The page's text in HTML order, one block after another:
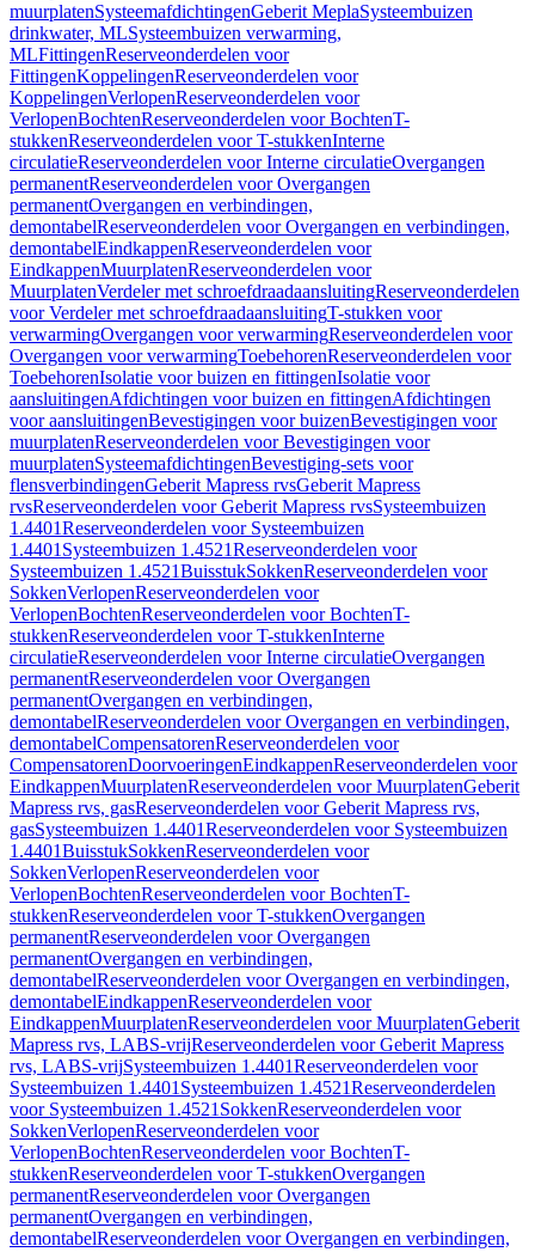
muurplatenSysteemafdichtingenGeberit MeplaSysteembuizen
drinkwater, MLSysteembuizen verwarming,
MLFittingenReserveonderdelen voor
FittingenKoppelingenReserveonderdelen voor
KoppelingenVerlopenReserveonderdelen voor
VerlopenBochtenReserveonderdelen voor BochtenT-
stukkenReserveonderdelen voor T-stukkenInterne
circulatieReserveonderdelen voor Interne circulatieOvergangen
permanentReserveonderdelen voor Overgangen
permanentOvergangen en verbindingen,
demontabelReserveonderdelen voor Overgangen en verbindingen,
demontabelEindkappenReserveonderdelen voor
EindkappenMuurplatenReserveonderdelen voor
MuurplatenVerdeler met schroefdraadaansluitingReserveonderdelen
voor Verdeler met schroefdraadaansluitingT-stukken voor
verwarmingOvergangen voor verwarmingReserveonderdelen voor
Overgangen voor verwarmingToebehorenReserveonderdelen voor
ToebehorenIsolatie voor buizen en fittingenIsolatie voor
aansluitingenAfdichtingen voor buizen en fittingenAfdichtingen
voor aansluitingenBevestigingen voor buizenBevestigingen voor
muurplatenReserveonderdelen voor Bevestigingen voor
muurplatenSysteemafdichtingenBevestiging-sets voor
flensverbindingenGeberit Mapress rvsGeberit Mapress
rvsReserveonderdelen voor Geberit Mapress rvsSysteembuizen
1.4401Reserveonderdelen voor Systeembuizen
1.4401 Systeembuizen 1.4521Reserveonderdelen voor
Systeembuizen 1.4521BuisstukSokkenReserveonderdelen voor
SokkenVerlopenReserveonderdelen voor
VerlopenBochtenReserveonderdelen voor BochtenT-
stukkenReserveonderdelen voor T-stukkenInterne
circulatieReserveonderdelen voor Interne circulatieOvergangen
permanentReserveonderdelen voor Overgangen
permanentOvergangen en verbindingen,
demontabelReserveonderdelen voor Overgangen en verbindingen,
demontabelCompensatorenReserveonderdelen voor
CompensatorenDoorvoeringenEindkappenReserveonderdelen voor
EindkappenMuurplatenReserveonderdelen voor MuurplatenGeberit
Mapress rvs, gasReserveonderdelen voor Geberit Mapress rvs,
gasSysteembuizen 1.4401Reserveonderdelen voor Systeembuizen
1.4401BuisstukSokkenReserveonderdelen voor
SokkenVerlopenReserveonderdelen voor
VerlopenBochtenReserveonderdelen voor BochtenT-
stukkenReserveonderdelen voor T-stukkenOvergangen
permanentReserveonderdelen voor Overgangen
permanentOvergangen en verbindingen,
demontabelReserveonderdelen voor Overgangen en verbindingen,
demontabelEindkappenReserveonderdelen voor
EindkappenMuurplatenReserveonderdelen voor MuurplatenGeberit
Mapress rvs, LABS-vrijReserveonderdelen voor Geberit Mapress
rvs, LABS-vrijSysteembuizen 1.4401Reserveonderdelen voor
Systeembuizen 1.4401 Systeembuizen 1.4521Reserveonderdelen
voor Systeembuizen 1.4521 SokkenReserveonderdelen voor
SokkenVerlopenReserveonderdelen voor
VerlopenBochtenReserveonderdelen voor BochtenT-
stukkenReserveonderdelen voor T-stukkenOvergangen
permanentReserveonderdelen voor Overgangen
permanentOvergangen en verbindingen,
demontabelReserveonderdelen voor Overgangen en verbindingen,